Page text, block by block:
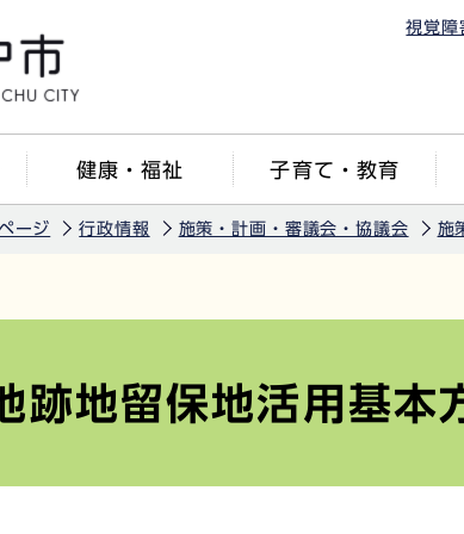
視覚障
健康・福祉 子育て・教育
ージ 行政情報 施策・計画・審議会・協議会 施
跡地留保地活用基本